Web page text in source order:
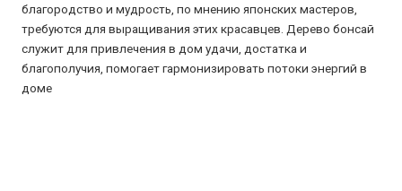
благородство и мудрость, по мнению японских мастеров,
требуются для выращивания этих красавцев. Дерево бонсай
служит для привлечения в дом удачи, достатка и
благополучия, помогает гармонизировать потоки энергий в
доме